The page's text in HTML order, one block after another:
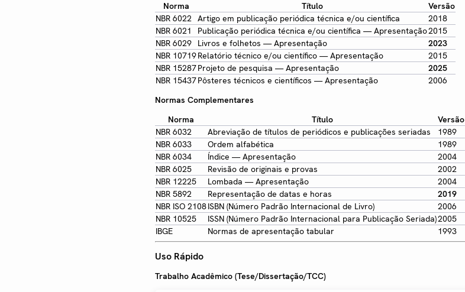
Norma
Título
Versão
NBR 6022 Artigo em publicação periódica técnica e/ou científica
2018
NBR 6021
Publicação periódica técnica e/ou científica — Apresentação2015
NBR 6029
Livros e folhetos — Apresentação
2023
NBR 10719Relatório técnico e/ou científico — Apresentação
2015
NBR 15287Projeto de pesquisa — Apresentação
2025
NBR 15437Pôsteres técnicos e científicos — Apresentação
2006
Normas Complementares
Norma
Título
Versão
NBR 6032
Abreviação de títulos de periódicos e publicações seriadas
1989
NBR 6033
Ordem alfabética
1989
NBR 6034
Índice — Apresentação
2004
NBR 6025
Revisão de originais e provas
2002
NBR 12225
Lombada — Apresentação
2004
NBR 5892
Representação de datas e horas
2019
NBR ISO 2108ISBN (Número Padrão Internacional de Livro)
2006
NBR 10525
ISSN (Número Padrão Internacional para Publicação Seriada)2005
IBGE
Normas de apresentação tabular 1993
Uso Rápido
Trabalho Acadêmico (Tese/Dissertação/TCC)